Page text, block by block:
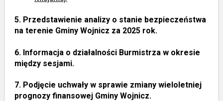
5. Przedstawienie analizy o stanie bezpieczeństwa
na terenie Gminy Wojnicz za 2025 rok.
6. Informacja o działalności Burmistrza w okresie
między sesjami.
7. Podjęcie uchwały w sprawie zmiany wieloletniej
prognozy finansowej Gminy Wojnicz.